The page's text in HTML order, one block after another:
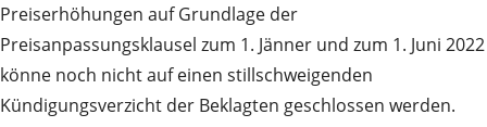
Preiserhöhungen auf Grundlage der
Preisanpassungsklausel zum 1. Jänner und zum 1. Juni 2022
könne noch nicht auf einen stillschweigenden
Kündigungsverzicht der Beklagten geschlossen werden.